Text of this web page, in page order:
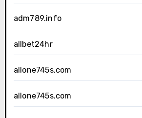
adm789.info
allbet24hr
allone745s.com
allone745s.com